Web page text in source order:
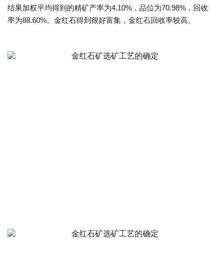
结果加权平均得到的精矿产率为4.10%，品位为70.98%，回收
率为88.60%。金红石得到很好富集，金红石回收率较高。